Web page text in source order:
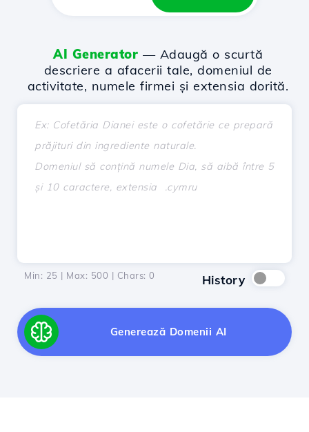
AI Generator — Adaugă o scurtă
descriere a afacerii tale, domeniul de
activitate, numele firmei și extensia dorită.
Min: 25 | Max: 500 | Chars: 0 History
Generează Domenii AI